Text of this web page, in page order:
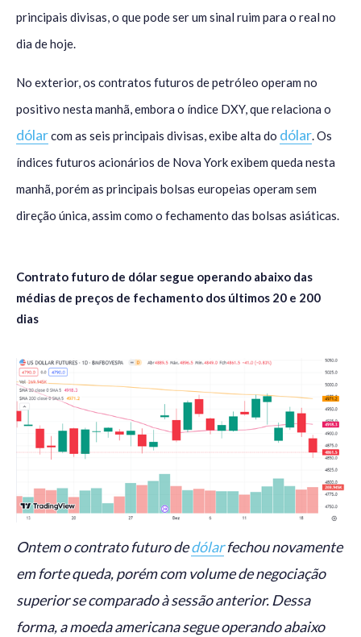
principais divisas, o que pode ser um sinal ruim para o real no
dia de hoje.
No exterior, os contratos futuros de petróleo operam no
positivo nesta manhã, embora o índice DXY, que relaciona o
dólarcom as seis principais divisas, exibe alta do dólar. Os
índices futuros acionários de Nova York exibem queda nesta
manhã, porém as principais bolsas europeias operam sem
direção única, assim como o fechamento das bolsas asiáticas.
Contrato futuro de dólar segue operando abaixo das
médias de preços de fechamento dos últimos 20 e 200
dias
Ontem o contrato futuro dedólarfechou novamente
em forte queda, porém com volume de negociação
superior se comparado à sessão anterior. Dessa
forma, a moeda americana segue operando abaixo